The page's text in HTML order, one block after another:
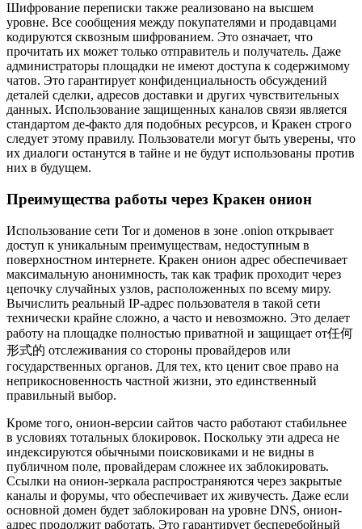
Шифрование переписки также реализовано на высшем
уровне. Все сообщения между покупателями и продавцами
кодируются сквозным шифрованием. Это означает, что
прочитать их может только отправитель и получатель. Даже
администраторы площадки не имеют доступа к содержимому
чатов. Это гарантирует конфиденциальность обсуждений
деталей сделки, адресов доставки и других чувствительных
данных. Использование защищенных каналов связи является
стандартом де-факто для подобных ресурсов, и Кракен строго
следует этому правилу. Пользователи могут быть уверены, что
их диалоги останутся в тайне и не будут использованы против
них в будущем.
Преимущества работы через Кракен онион
Использование сети Tor и доменов в зоне .onion открывает
доступ к уникальным преимуществам, недоступным в
поверхностном интернете. Кракен онион адрес обеспечивает
максимальную анонимность, так как трафик проходит через
цепочку случайных узлов, расположенных по всему миру.
Вычислить реальный IP-адрес пользователя в такой сети
технически крайне сложно, а часто и невозможно. Это делает
работу на площадке полностью приватной и защищает от任何
形式的 отслеживания со стороны провайдеров или
государственных органов. Для тех, кто ценит свое право на
неприкосновенность частной жизни, это единственный
правильный выбор.
Кроме того, онион-версии сайтов часто работают стабильнее
в условиях тотальных блокировок. Поскольку эти адреса не
индексируются обычными поисковиками и не видны в
публичном поле, провайдерам сложнее их заблокировать.
Ссылки на онион-зеркала распространяются через закрытые
каналы и форумы, что обеспечивает их живучесть. Даже если
основной домен будет заблокирован на уровне DNS, онион-
адрес продолжит работать. Это гарантирует бесперебойный